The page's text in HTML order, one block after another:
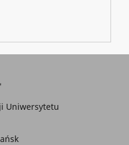
Uniwersytetu